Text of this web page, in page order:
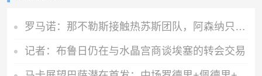
罗马诺：那不勒斯接触热苏斯团队，阿森纳只接受永久转会
记者：布鲁日仍在与水晶宫商谈埃塞的转会交易